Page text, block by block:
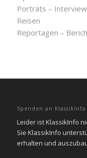
Porträts –
Reisen
Reportagen –
Spenden an KlassikInfo
Leider ist KlassikInfo
Sie KlassikInfo
erhalten und